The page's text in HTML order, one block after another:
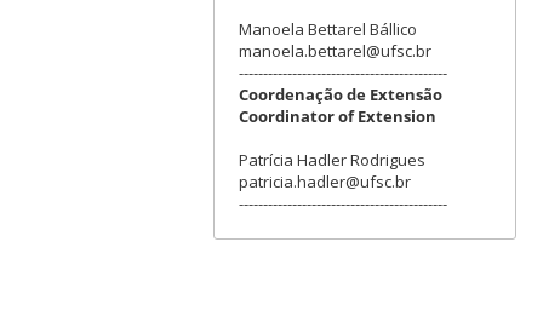
Manoela Bettarel Bállico
manoela.bettarel@ufsc.br
-------------------------------------------
Coordenação de Extensão
Coordinator of Extension
Patrícia Hadler Rodrigues
patricia.hadler@ufsc.br
-------------------------------------------